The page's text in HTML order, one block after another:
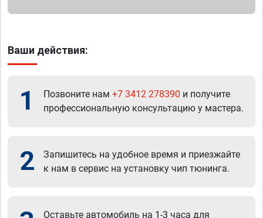
Ваши действия:
1 Позвоните нам +7 3412 278390 и получите
профессиональную консультацию у мастера.
2
Запишитесь на удобное время и приезжайте
к нам в сервис на установку чип тюнинга.
Оставьте автомобиль на 1-3 часа для